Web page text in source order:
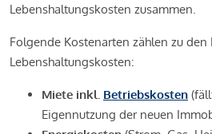
Lebenshaltungskosten zusammen.
Folgende Kostenarten zählen zu
Lebenshaltungskosten:
Miete inkl. Betriebskosten
Eigennutzung der neuen